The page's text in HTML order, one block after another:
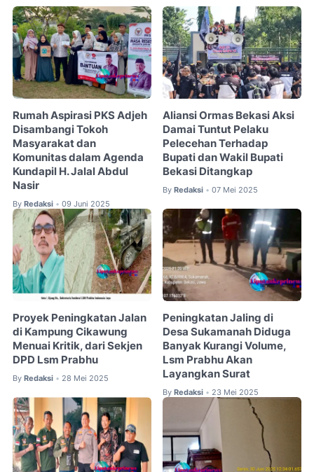
Rumah Aspirasi PKS Adjeh
Disambangi Tokoh
Masyarakat dan
Komunitas dalam Agenda
Kundapil H. Jalal Abdul
Nasir
By Redaksi • 09 Juni 2025
Aliansi Ormas Bekasi Aksi
Damai Tuntut Pelaku
Pelecehan Terhadap
Bupati dan Wakil Bupati
Bekasi Ditangkap
By Redaksi • 07 Mei 2025
Proyek Peningkatan Jalan
di Kampung Cikawung
Menuai Kritik, dari Sekjen
DPD Lsm Prabhu
By Redaksi • 28 Mei 2025
Peningkatan Jaling di
Desa Sukamanah Diduga
Banyak Kurangi Volume,
Lsm Prabhu Akan
Layangkan Surat
By Redaksi • 23 Mei 2025